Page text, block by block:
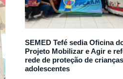
SEMED Tefé sedia Oficina
Projeto Mobilizar e Agir e
rede de proteção de
adolescentes